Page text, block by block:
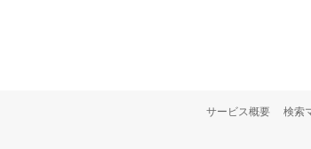
サービス概要 検索